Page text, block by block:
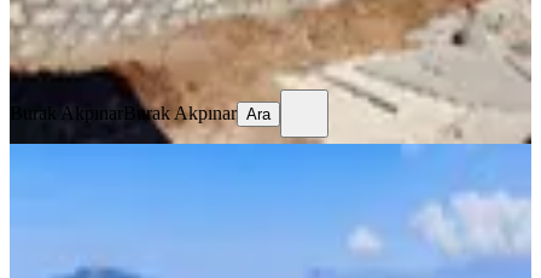
Burak AkpınarBurak Akpınar
Ara
Burak AkpınarBurak Akpınar Ara